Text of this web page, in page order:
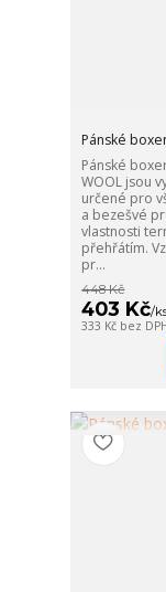
Pánské
Pánské
WOOL jsou
určené pro
a bezešvé
vlastnosti
přehřátím.
pr...
448 Kč
403 Kč/
333 Kč bez